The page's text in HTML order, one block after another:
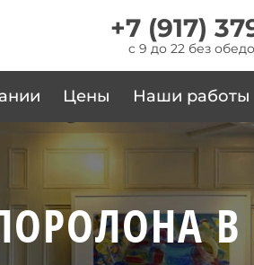
+7 (917)
c 9 до 22 без
Цены Наши работы